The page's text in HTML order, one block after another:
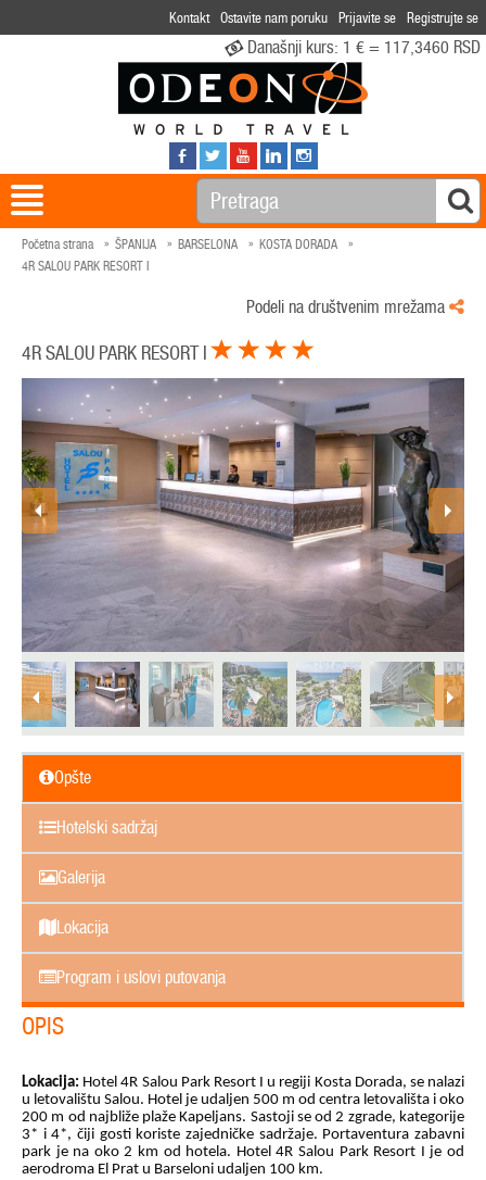
Kontakt Ostavite nam poruku Prijavite se Registrujte se
Današnji kurs: 1 € = 117,3460 RSD
Početna strana ŠPANIJA BARSELONA
KOSTA DORADA
4R SALOU PARK RESORT I
Podeli na društvenim mrežama
4R SALOU PARK RESORT I
Opšte
Hotelski sadržaj
Galerija
Lokacija
Program i uslovi putovanja
OPIS
Lokacija: Hotel 4R Salou Park Resort I u regiji Kosta Dorada, se nalazi
u letovalištu Salou. Hotel je udaljen 500 m od centra letovališta i oko
200 m od najbliže plaže Kapeljans. Sastoji se od 2 zgrade, kategorije
3* i 4*, čiji gosti koriste zajedničke sadržaje. Portaventura zabavni
park je na oko 2 km od hotela. Hotel 4R Salou Park Resort I je od
aerodroma El Prat u Barseloni udaljen 100 km.